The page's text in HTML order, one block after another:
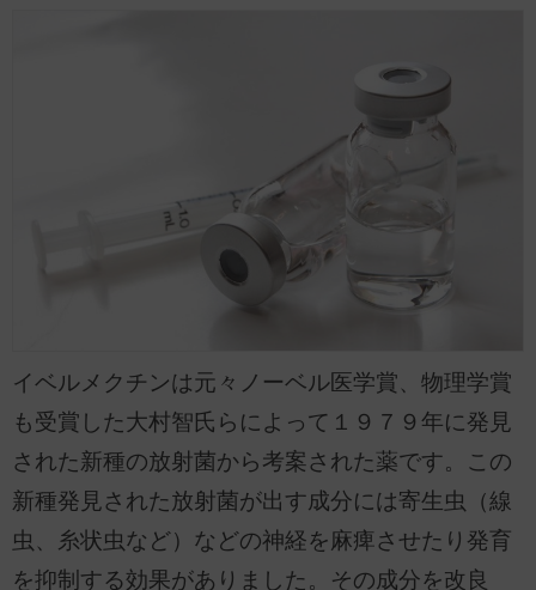
イベルメクチンは元々ノーベル医学賞、物理学賞
も受賞した大村智氏らによって１９７９年に発見
された新種の放射菌から考案された薬です。この
新種発見された放射菌が出す成分には寄生虫（線
虫、糸状虫など）などの神経を麻痺させたり発育
を抑制する効果がありました。その成分を改良